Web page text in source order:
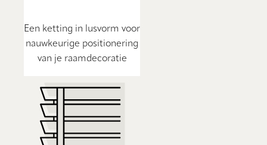
Een ketting in lusvorm voor
nauwkeurige positionering
van je raamdecoratie